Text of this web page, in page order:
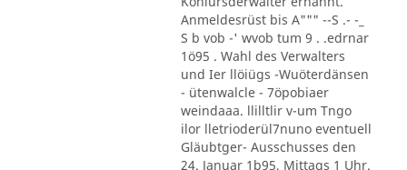
Anmeldesrüst bis A""" --S .- -_
S b vob -' wvob tum 9 . .edrnar
1ö95 . Wahl des Verwalters
und Ier llöiügs -Wuöterdänsen
- ütenwalcle - 7öpobiaer
weindaaa. llilltlir v-um Tngo
ilor lletrioderül7nuno eventuell
Gläubtger- Ausschusses den
24. Januar 1b95, Mittags 1 Uhr.